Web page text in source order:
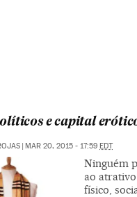
e capital
MAR 20, 2015 - 17:59 EDT
Ninguém
ao
físico,